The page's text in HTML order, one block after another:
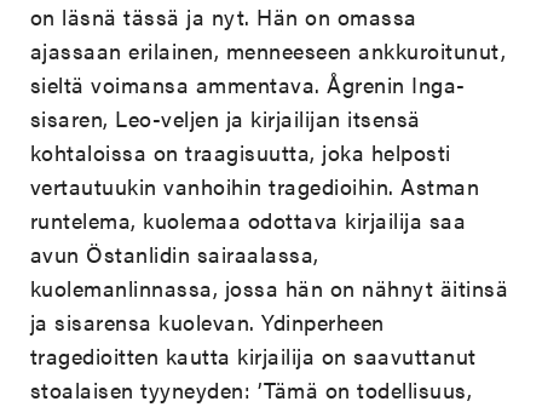
on läsnä tässä ja nyt. Hän on omassa
ajassaan erilainen, menneeseen ankkuroitunut,
sieltä voimansa ammentava. Ågrenin Inga-
sisaren, Leo-veljen ja kirjailijan itsensä
kohtaloissa on traagisuutta, joka helposti
vertautuukin vanhoihin tragedioihin. Astman
runtelema, kuolemaa odottava kirjailija saa
avun Östanlidin sairaalassa,
kuolemanlinnassa, jossa hän on nähnyt äitinsä
ja sisarensa kuolevan. Ydinperheen
tragedioitten kautta kirjailija on saavuttanut
stoalaisen tyyneyden: ’Tämä on todellisuus,